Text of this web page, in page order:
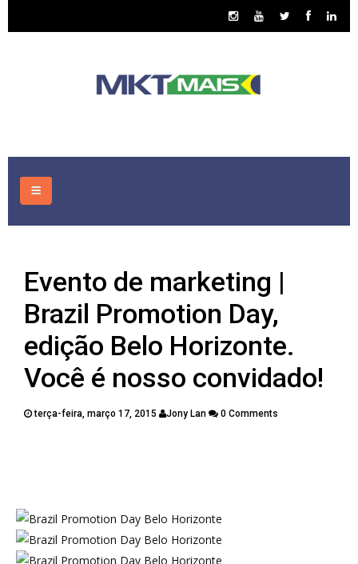
CONSULTORIA
ASSUNTOS
PUBLICAÇÕES
Evento de marketing |
Brazil Promotion Day,
edição Belo Horizonte.
Você é nosso convidado!
terça-feira, março 17, 2015 Jony Lan 0 Comments